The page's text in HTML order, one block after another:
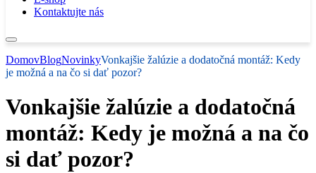
Kontaktujte nás
DomovBlogNovinkyVonkajšie žalúzie a dodatočná montáž: Kedy
je možná a na čo si dať pozor?
Vonkajšie žalúzie a dodatočná
montáž: Kedy je možná a na čo
si dať pozor?